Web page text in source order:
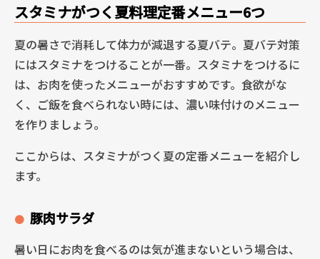
スタミナがつく夏料理定番メニュー6つ
夏の暑さで消耗して体力が減退する夏バテ。夏バテ対策
にはスタミナをつけることが一番。スタミナをつけるに
は、お肉を使ったメニューがおすすめです。食欲がな
く、ご飯を食べられない時には、濃い味付けのメニュー
を作りましょう。
ここからは、スタミナがつく夏の定番メニューを紹介し
ます。
豚肉サラダ
暑い日にお肉を食べるのは気が進まないという場合は、